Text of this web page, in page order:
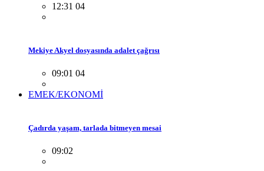
12:31 04
Mekiye Akyel dosyasında adalet çağrısı
09:01 04
EMEK/EKONOMİ
Çadırda yaşam, tarlada bitmeyen mesai
09:02